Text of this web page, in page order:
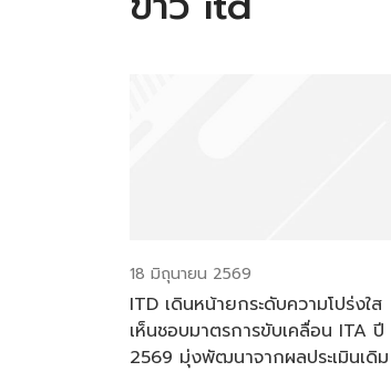
18 มิถุนายน 2569
ITD เดินหน้ายกระดับความโปร่งใส
เห็นชอบมาตรการขับเคลื่อน ITA ปี
2569 มุ่งพัฒนาจากผลประเมินเดิม